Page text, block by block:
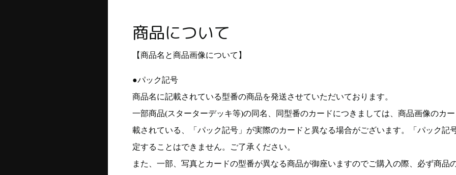
商品について
【商品名と商品画像について】
●パック記号
商品名に記載されている型番の商品を発送させていただいております。
一部商品(スターターデッキ等)の同名、同型番のカードにつきましては、商品画像のカ
載されている、「パック記号」が実際のカードと異なる場合がございます。「パック記
定することはできません。ご了承ください。
また、一部、写真とカードの型番が異なる商品が御座いますのでご購入の際、必ず商品